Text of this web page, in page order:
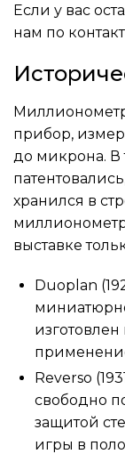
Если у вас
нам по
прибор,
до микрона. В
хранился в
выставке
Duoplan
Reverso
свободно
защитой
игры в